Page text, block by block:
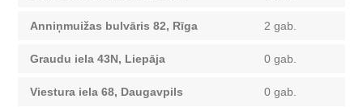
Anniņmuižas bulvāris 82, Rīga 2 gab.
Graudu iela 43N, Liepāja 0 gab.
Viestura iela 68, Daugavpils 0 gab.